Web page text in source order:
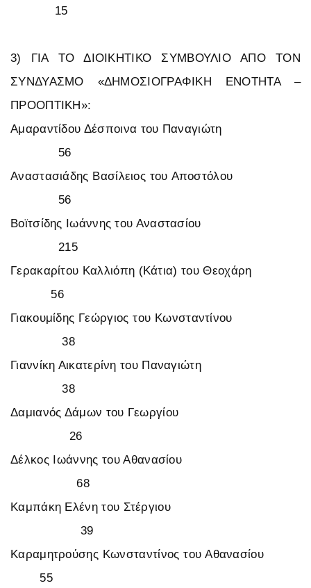
15
3) ΓΙΑ ΤΟ ΔΙΟΙΚΗΤΙΚΟ ΣΥΜΒΟΥΛΙΟ ΑΠΟ ΤΟΝ
ΣΥΝΔΥΑΣΜΟ «ΔΗΜΟΣΙΟΓΡΑΦΙΚΗ ΕΝΟΤΗΤΑ –
ΠΡΟΟΠΤΙΚΗ»:
Αμαραντίδου Δέσποινα του Παναγιώτη
56
Αναστασιάδης Βασίλειος του Αποστόλου
56
Βοϊτσίδης Ιωάννης του Αναστασίου
215
Γερακαρίτου Καλλιόπη (Κάτια) του Θεοχάρη
56
Γιακουμίδης Γεώργιος του Κωνσταντίνου
38
Γιαννίκη Αικατερίνη του Παναγιώτη
38
Δαμιανός Δάμων του Γεωργίου
26
Δέλκος Ιωάννης του Αθανασίου
68
Καμπάκη Ελένη του Στέργιου
39
Καραμητρούσης Κωνσταντίνος του Αθανασίου
55